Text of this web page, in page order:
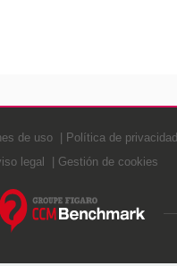
de uso Política de privacidad
legal
Gestión de cookies